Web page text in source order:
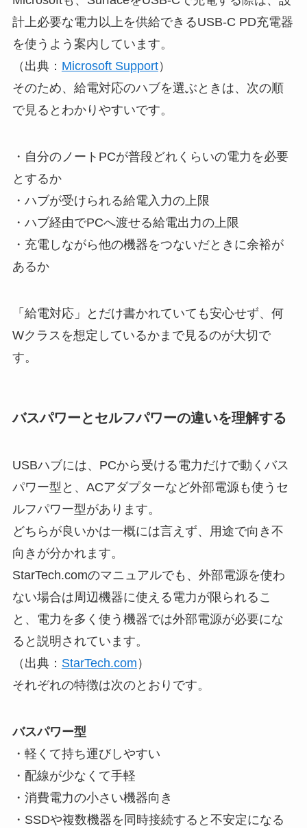
計上必要な電力以上を供給できるUSB-C PD充電器
を使うよう案内しています。
（出典： Microsoft Support）
そのため、給電対応のハブを選ぶときは、次の順
で見るとわかりやすいです。
・自分のノートPCが普段どれくらいの電力を必要
とするか
・ハブが受けられる給電入力の上限
・ハブ経由でPCへ渡せる給電出力の上限
・充電しながら他の機器をつないだときに余裕が
あるか
「給電対応」とだけ書かれていても安心せず、何
Wクラスを想定しているかまで見るのが大切で
す。
バスパワーとセルフパワーの違いを理解する
USBハブには、PCから受ける電力だけで動くバス
パワー型と、ACアダプターなど外部電源も使うセ
ルフパワー型があります。
どちらが良いかは一概には言えず、用途で向き不
向きが分かれます。
StarTech.comのマニュアルでも、外部電源を使わ
ない場合は周辺機器に使える電力が限られるこ
と、電力を多く使う機器では外部電源が必要にな
ると説明されています。
（出典： StarTech.com ）
それぞれの特徴は次のとおりです。
バスパワー型
・軽くて持ち運びしやすい
・配線が少なくて手軽
・消費電力の小さい機器向き
・SSDや複数機器を同時接続すると不安定になる